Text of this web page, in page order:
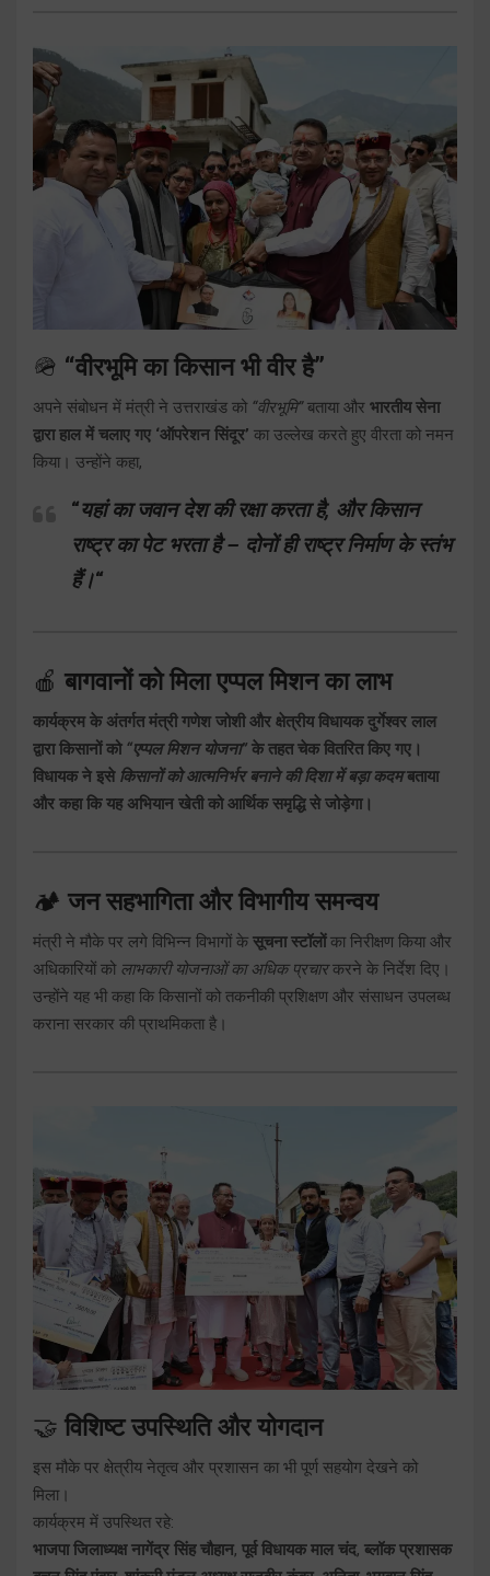
🪖 “वीरभूमि का किसान भी वीर है”
अपने संबोधन में मंत्री ने उत्तराखंड को “वीरभूमि”बताया और भारतीय सेना
द्वारा हाल में चलाए गए ‘ऑपरेशन सिंदूर’ का उल्लेख करते हुए वीरता को नमन
किया। उन्होंने कहा,
“यहां का जवान देश की रक्षा करता है, और किसान
राष्ट्र का पेट भरता है – दोनों ही राष्ट्र निर्माण के स्तंभ
हैं।“
🍎 बागवानों को मिला एप्पल मिशन का लाभ
कार्यक्रम के अंतर्गत मंत्री गणेश जोशी और क्षेत्रीय विधायक दुर्गेश्वर लाल
द्वारा किसानों को “एप्पल मिशन योजना” के तहत चेक वितरित किए गए।
विधायक ने इसे किसानों को आत्मनिर्भर बनाने की दिशा में बड़ा कदमबताया
और कहा कि यह अभियान खेती को आर्थिक समृद्धि से जोड़ेगा।
🏕️ जन सहभागिता और विभागीय समन्वय
मंत्री ने मौके पर लगे विभिन्न विभागों के सूचना स्टॉलोंका निरीक्षण किया और
अधिकारियों को लाभकारी योजनाओं का अधिक प्रचारकरने के निर्देश दिए।
उन्होंने यह भी कहा कि किसानों को तकनीकी प्रशिक्षण और संसाधन उपलब्ध
कराना सरकार की प्राथमिकता है।
🤝 विशिष्ट उपस्थिति और योगदान
इस मौके पर क्षेत्रीय नेतृत्व और प्रशासन का भी पूर्ण सहयोग देखने को
मिला।
कार्यक्रम में उपस्थित रहे:
भाजपा जिलाध्यक्ष नागेंद्र सिंह चौहान, पूर्व विधायक माल चंद, ब्लॉक प्रशासक